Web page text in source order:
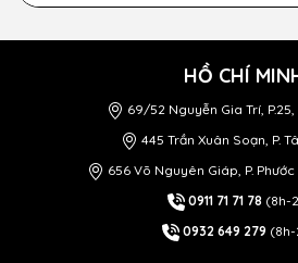
HỒ CHÍ
69/52 Nguyễn Gia Trí, P.25,
445 Trần Xuân Soạn, P.
656 Võ Nguyên Giáp, P.
0911 71 71 78 (8h-
0932 649 279